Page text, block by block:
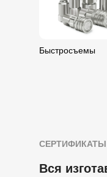
Быстросъемы
СЕРТИФИКАТЫ
Вся